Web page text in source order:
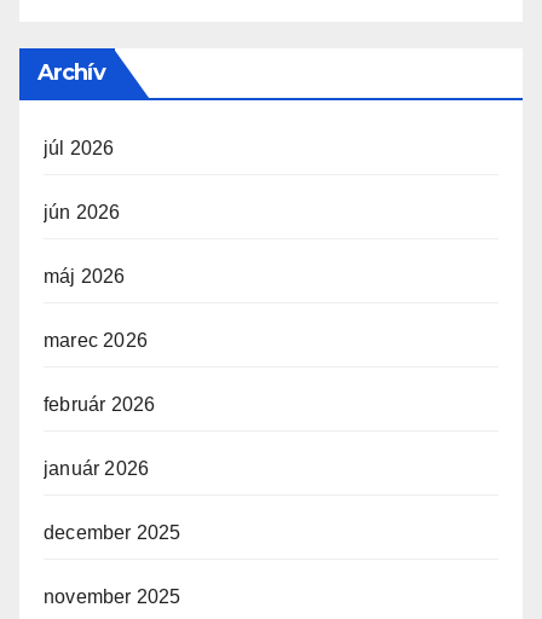
Archív
júl 2026
jún 2026
máj 2026
marec 2026
február 2026
január 2026
december 2025
november 2025